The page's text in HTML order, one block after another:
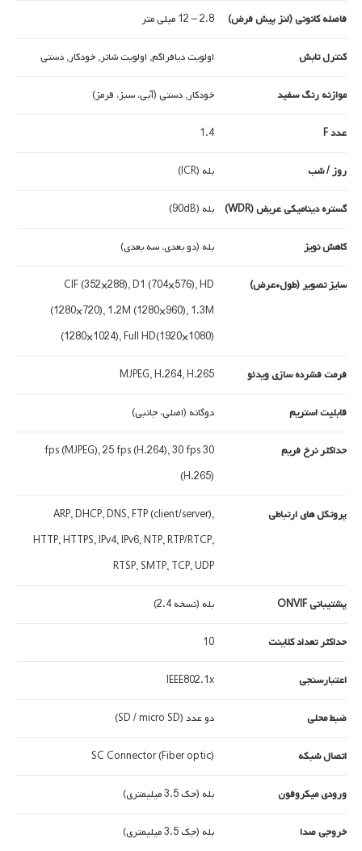
فاصله کانونی (لنز پیش فرض) 2.8 – 12 میلی متر
کنترل تابش اولویت دیافراگم, اولویت شاتر, خودکار, دستی
موازنه رنگ سفید خودکار, دستی (آبی، سبز، قرمز)
عدد F 1.4
روز / شب بله (ICR)
گستره دینامیکی عریض (WDR) بله (90dB)
کاهش نویز بله (دو بعدی، سه بعدی)
سایز تصویر (طول*عرض)
CIF (352×288), D1 (704×576), HD
(1280×720), 1.2M (1280×960), 1.3M
(1280×1024), Full HD(1920×1080)
فرمت فشرده سازی ویدئو MJPEG, H.264, H.265
قابلیت استریم دوگانه (اصلی، جانبی)
حداکثر نرخ فریم
30 fps (MJPEG), 25 fps (H.264), 30 fps
(H.265)
پروتکل های ارتباطی
ARP, DHCP, DNS, FTP (client/server),
HTTP, HTTPS, IPv4, IPv6, NTP, RTP/RTCP,
RTSP, SMTP, TCP, UDP
پشتیبانی ONVIF بله (نسخه 2.4)
حداکثر تعداد کلاینت 10
اعتبارسنجی IEEE802.1x
ضبط محلی دو عدد (SD / micro SD)
اتصال شبکه SC Connector (Fiber optic)
ورودی میکروفون بله (جک 3.5 میلیمتری)
خروجی صدا بله (جک 3.5 میلیمتری)